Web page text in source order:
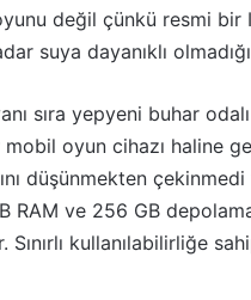
değil çünkü resmi bir
suya dayanıklı
sıra yepyeni buhar
oyun cihazı haline
düşünmekten
RAM ve 256 GB
kullanılabilirliğe